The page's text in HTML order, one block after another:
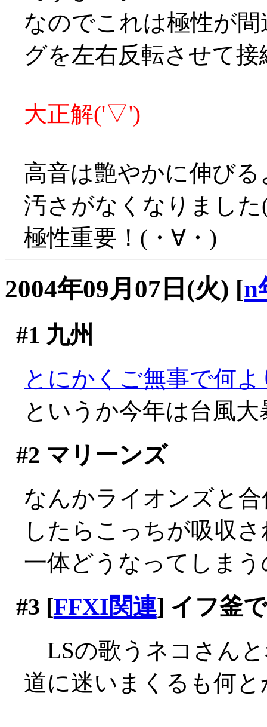
なのでこれは極性が
グを左右反転させて
大正解('▽')
高音は艶やかに伸び
汚さがなくなりまし
極性重要！(・∀・)
2004年09月07日(火) [n
#1 九州
とにかくご無事で何
というか今年は台風
#2 マリーンズ
なんかライオンズと
したらこっちが吸収
一体どうなってしま
#3 [FFXI関連] イフ釜
LSの歌うネコさん
道に迷いまくるも何